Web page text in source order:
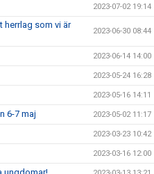
2023-07-02 19:14
herrlag som vi är
2023-06-30 08:44
2023-06-14 14:00
2023-05-24 16:28
2023-05-16 14:11
6-7 maj 2023-05-02 11:17
2023-03-23 10:42
2023-03-16 12:00